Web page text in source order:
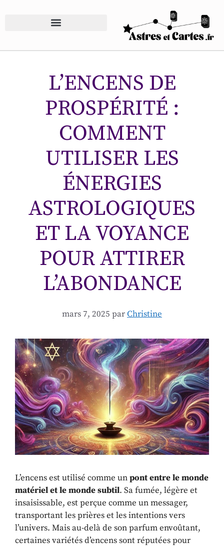
L’ENCENS DE
PROSPÉRITÉ :
COMMENT
UTILISER LES
ÉNERGIES
ASTROLOGIQUES
ET LA VOYANCE
POUR ATTIRER
L’ABONDANCE
mars 7, 2025 parChristine
L’encens est utilisé comme unpont entre le monde
matériel et le monde subtil. Sa fumée, légère et
insaisissable, est perçue comme un messager,
transportant les prières et les intentions vers
l’univers. Mais au-delà de son parfum envoûtant,
certaines variétés d’encens sont réputées pour